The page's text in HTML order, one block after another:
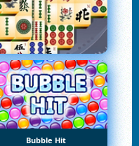
Bubble Hit